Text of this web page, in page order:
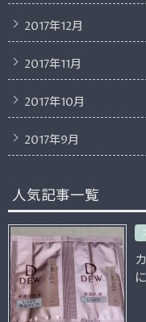
2017年12月
2017年11月
2017年10月
2017年9月
人気記事一覧